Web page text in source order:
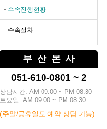
수속진행현황
수속절차
부산본사
051-610-0801 ~ 2
상담시간: AM 09:00 ~ PM 08:30
토요일: AM 09:00 ~ PM 08:30
(주말/공휴일도 예약 상담 가능)